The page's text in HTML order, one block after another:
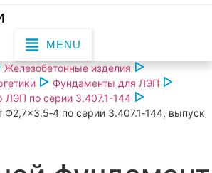
MENU
Железобетонные изделия
Фундаменты для ЛЭП
ЛЭП по серии 3.407.1-144
по серии 3.407.1‑144, выпуск